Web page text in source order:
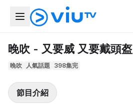
晚吹 - 又要威 又要戴頭盔
晚吹 人氣話題 398集完
節目介紹